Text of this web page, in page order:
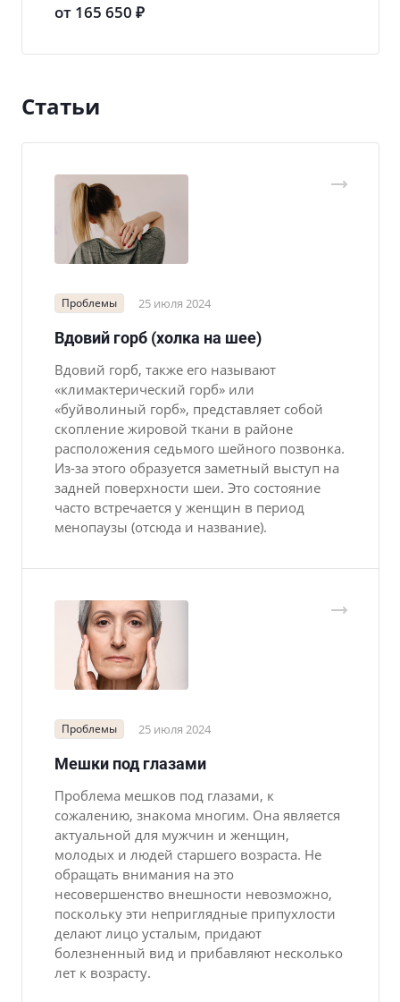
от 165 650 ₽
Статьи
Проблемы 25 июля 2024
Вдовий горб (холка на шее)
Вдовий горб, также его называют
«климактерический горб» или
«буйволиный горб», представляет собой
скопление жировой ткани в районе
расположения седьмого шейного позвонка.
Из-за этого образуется заметный выступ на
задней поверхности шеи. Это состояние
часто встречается у женщин в период
менопаузы (отсюда и название).
Проблемы 25 июля 2024
Мешки под глазами
Проблема мешков под глазами, к
сожалению, знакома многим. Она является
актуальной для мужчин и женщин,
молодых и людей старшего возраста. Не
обращать внимания на это
несовершенство внешности невозможно,
поскольку эти неприглядные припухлости
делают лицо усталым, придают
болезненный вид и прибавляют несколько
лет к возрасту.